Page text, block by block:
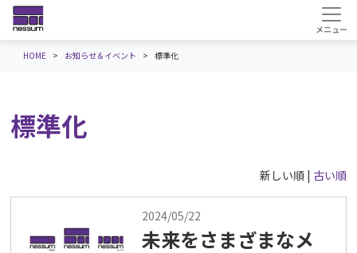
HOME お知らせ＆イベント 標準化
標準化
新しい順 | 古い順
2024/05/22
未来をさまざまなメ